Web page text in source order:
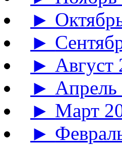
►
►
► Август
► Апрель
► Март
►